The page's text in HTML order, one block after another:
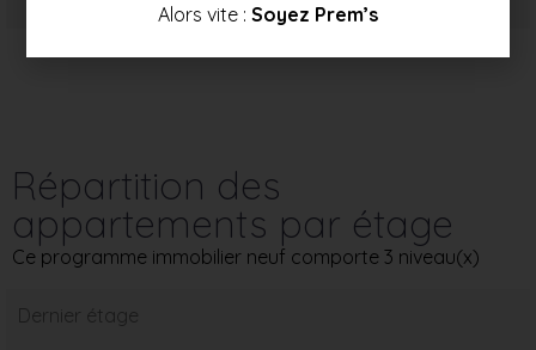
Répartition des
appartements par étage
Ce programme immobilier neuf comporte 3 niveau(x)
Dernier étage
Alors vite : Soyez Prem’s